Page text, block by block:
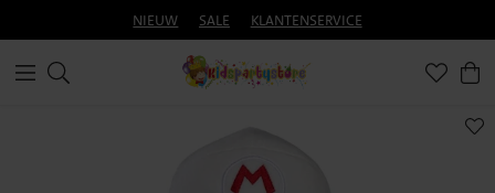
NIEUW SALE KLANTENSERVICE